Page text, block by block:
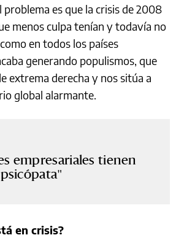
es que la crisis de 2008
menos culpa tenían y todavía no
en todos los países
generando populismos, que
extrema derecha y nos sitúa a
global alarmante.
empresariales tienen
en crisis?